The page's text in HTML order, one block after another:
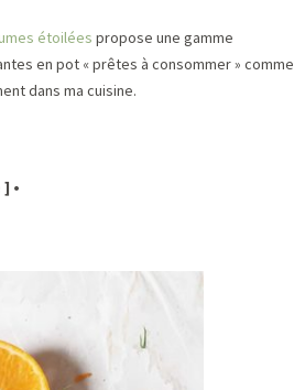
étoilées propose une gamme
en pot « prêtes à consommer » comme
dans ma cuisine.
] •